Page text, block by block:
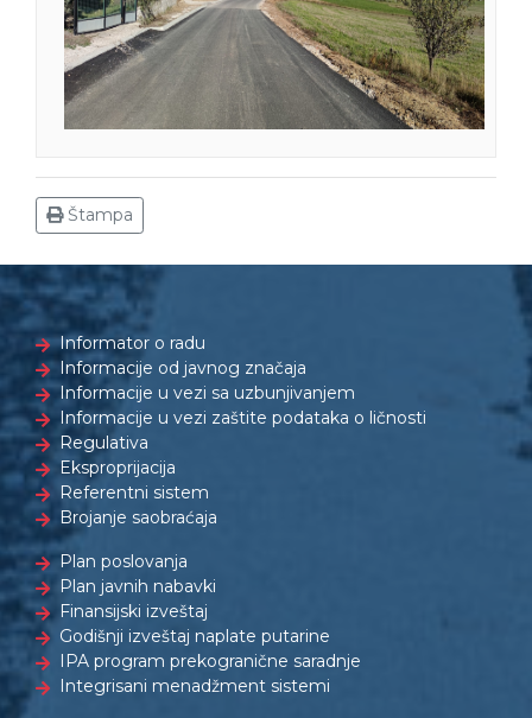
Štampa
Informator o radu
Informacije od javnog značaja
Informacije u vezi sa uzbunjivanjem
Informacije u vezi zaštite podataka o ličnosti
Regulativa
Eksproprijacija
Referentni sistem
Brojanje saobraćaja
Plan poslovanja
Plan javnih nabavki
Finansijski izveštaj
Godišnji izveštaj naplate putarine
IPA program prekogranične saradnje
Integrisani menadžment sistemi